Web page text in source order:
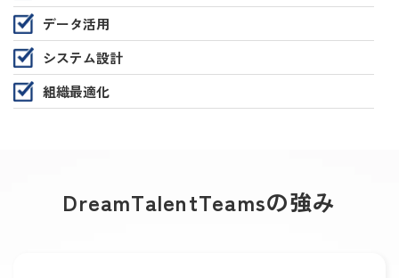
データ活用
システム設計
組織最適化
DreamTalentTeamsの強み